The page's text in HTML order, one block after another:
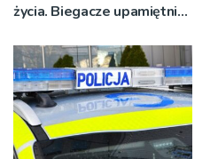
życia. Biegacze upamiętnili